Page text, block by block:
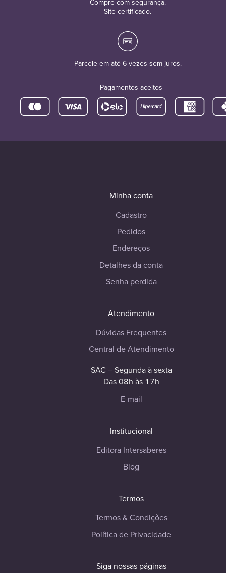
Site certificado.
Parcele em até 6 vezes sem juros.
Pagamentos aceitos
Minha conta
Cadastro
Pedidos
Endereços
Detalhes da conta
Senha perdida
Atendimento
Dúvidas Frequentes
Central de Atendimento
SAC – Segunda à sexta
Das 08h às 17h
E-mail
Institucional
Editora Intersaberes
Blog
Termos
Termos & Condições
Política de Privacidade
Siga nossas páginas